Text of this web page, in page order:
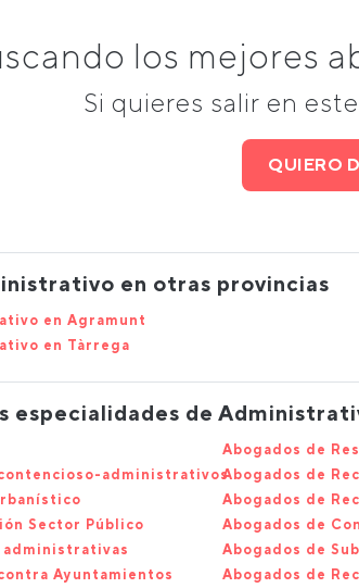
los mejores
Si quieres salir en
QUIERO
en otras provincias
en Agramunt
en Tàrrega
especialidades de
administrativos
Sector Público
administrativas
Ayuntamientos
Abogados de
Abogados de
Abogados de
Abogados de
Abogados de
Abogados de